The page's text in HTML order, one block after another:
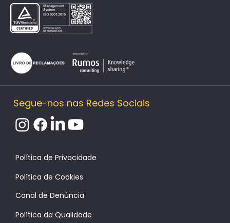
Segue-nos nas Redes Sociais
Política de Cookies
Canal de Denúncia
Política da Qualidade